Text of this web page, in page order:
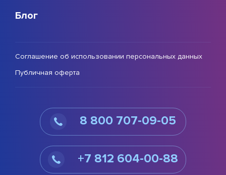
Блог
Соглашение об использовании персональных данных
Публичная оферта
8 800 707-09-05
+7 812 604-00-88